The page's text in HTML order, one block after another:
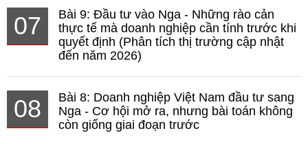
07
Bài 9: Đầu tư vào Nga - Những rào cản
thực tế mà doanh nghiệp cần tính trước khi
quyết định (Phân tích thị trường cập nhật
đến năm 2026)
08
Bài 8: Doanh nghiệp Việt Nam đầu tư sang
Nga - Cơ hội mở ra, nhưng bài toán không
còn giống giai đoạn trước